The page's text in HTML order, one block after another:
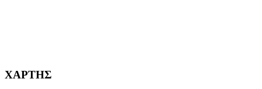
ΧΑΡΤΗΣ